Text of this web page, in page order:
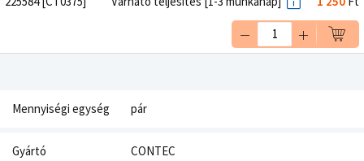
Mennyiségi egység pár
Gyártó CONTEC